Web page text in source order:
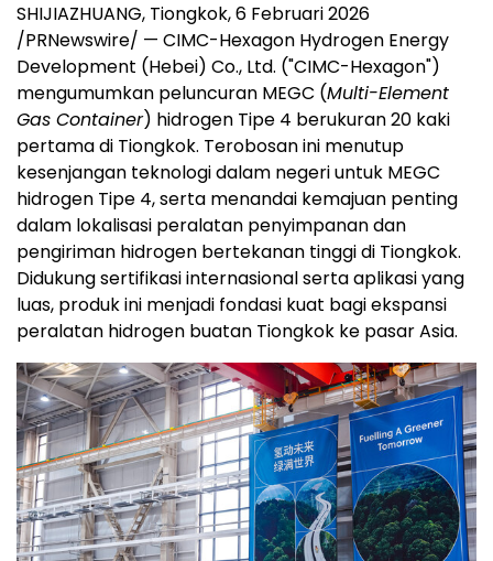
SHIJIAZHUANG, Tiongkok, 6 Februari 2026
/PRNewswire/ — CIMC-Hexagon Hydrogen Energy
Development (Hebei) Co., Ltd. ("CIMC-Hexagon")
mengumumkan peluncuran MEGC (Multi-Element
Gas Container) hidrogen Tipe 4 berukuran 20 kaki
pertama di Tiongkok. Terobosan ini menutup
kesenjangan teknologi dalam negeri untuk MEGC
hidrogen Tipe 4, serta menandai kemajuan penting
dalam lokalisasi peralatan penyimpanan dan
pengiriman hidrogen bertekanan tinggi di Tiongkok.
Didukung sertifikasi internasional serta aplikasi yang
luas, produk ini menjadi fondasi kuat bagi ekspansi
peralatan hidrogen buatan Tiongkok ke pasar Asia.